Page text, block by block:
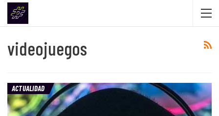
videojuegos
ACTUALIDAD